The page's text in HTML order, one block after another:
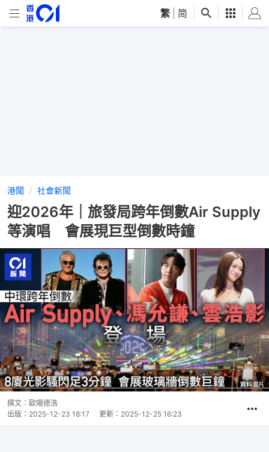
繁 简
港聞 社會新聞
迎2026年｜旅發局跨年倒數Air Supply
等演唱 會展現巨型倒數時鐘
撰文： 歐陽德浩
出版： 2025-12-23 18:17 更新： 2025-12-25 16:23